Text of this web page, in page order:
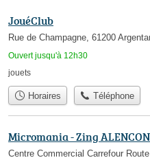
JouéClub
Rue de Champagne, 61200
Ouvert jusqu'à 12h30
jouets
Horaires Téléphone
Micromania - Zing ALENCON
Centre Commercial Carrefour